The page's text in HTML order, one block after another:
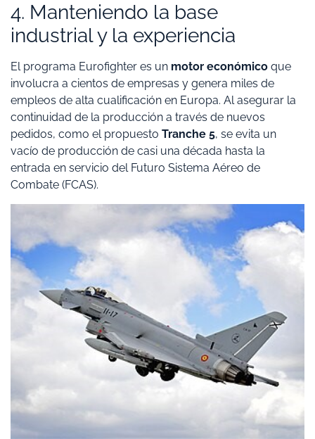
4. Manteniendo la base
industrial y la experiencia
El programa Eurofighter es un motor económico que
involucra a cientos de empresas y genera miles de
empleos de alta cualificación en Europa. Al asegurar la
continuidad de la producción a través de nuevos
pedidos, como el propuesto Tranche 5, se evita un
vacío de producción de casi una década hasta la
entrada en servicio del Futuro Sistema Aéreo de
Combate (FCAS).